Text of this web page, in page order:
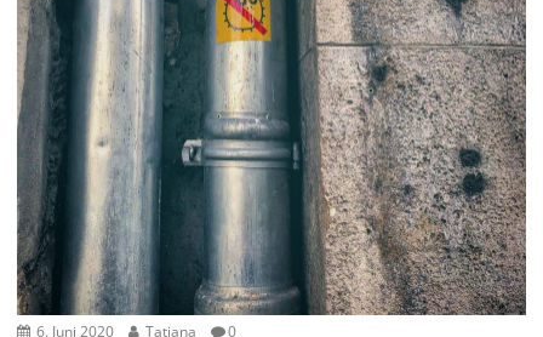
6. Juni 2020 Tatjana 0